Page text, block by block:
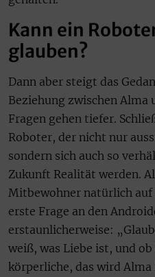
Kann ein
glauben?
Dann aber steigt das
Beziehung zwischen Alma
Fragen gehen tiefer.
Roboter, der nicht nur
sondern sich auch so
Zukunft Realität werden.
Mitbewohner natürlich auf
erste Frage an den
erstaunlicherweise:
weiß, was Liebe ist, und
körperliche, das wird Alma